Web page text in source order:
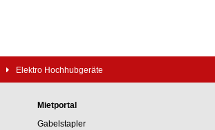
Elektro Hochhubgeräte
Mietportal
Gabelstapler